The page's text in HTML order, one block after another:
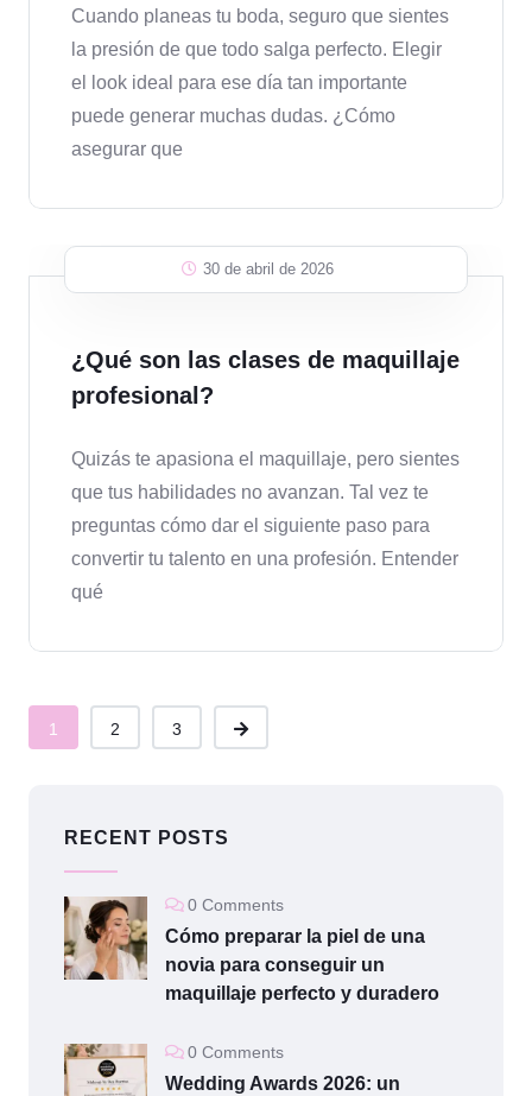
Cuando planeas tu boda, seguro que sientes
la presión de que todo salga perfecto. Elegir
el look ideal para ese día tan importante
puede generar muchas dudas. ¿Cómo
asegurar que
30 de abril de 2026
¿Qué son las clases de maquillaje
profesional?
Quizás te apasiona el maquillaje, pero sientes
que tus habilidades no avanzan. Tal vez te
preguntas cómo dar el siguiente paso para
convertir tu talento en una profesión. Entender
qué
1 2 3
RECENT POSTS
0 Comments
Cómo preparar la piel de una
novia para conseguir un
maquillaje perfecto y duradero
0 Comments
Wedding Awards 2026: un